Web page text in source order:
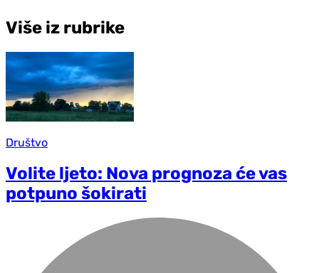
Više iz rubrike
Društvo
Volite ljeto: Nova prognoza će vas
potpuno šokirati